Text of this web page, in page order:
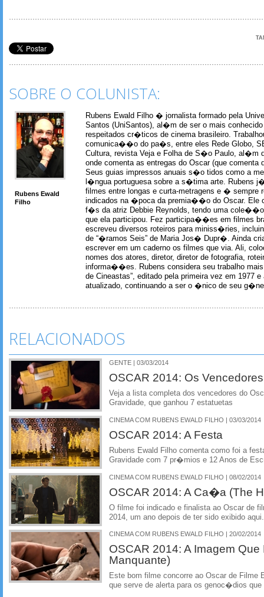
SOBRE O COLUNISTA:
Rubens Ewald
Filho
Rubens Ewald Filho � jornalista formado pela
Santos (UniSantos), al�m de ser o mais
respeitados cr�ticos de cinema brasileiro.
comunica��o do pa�s, entre eles Rede Globo,
Cultura, revista Veja e Folha de S�o Paulo, al�m
onde comenta as entregas do Oscar (que comenta
Seus guias impressos anuais s�o tidos como a
l�ngua portuguesa sobre a s�tima arte. Rubens
filmes entre longas e curta-metragens e � sempre
indicados na �poca da premia��o do Oscar. Ele
f�s da atriz Debbie Reynolds, tendo uma
que ela participou. Fez participa��es em filmes
escreveu diversos roteiros para miniss�ries,
de “�ramos Seis” de Maria Jos� Dupr�. Ainda
escrever em um caderno os filmes que via. Ali,
nomes dos atores, diretor, diretor de fotografia,
informa��es. Rubens considera seu trabalho
de Cineastas”, editado pela primeira vez em 1977 e
atualizado, continuando a ser o �nico de seu
RELACIONADOS
GENTE | 03/03/2014
OSCAR 2014: Os Vencedores
Veja a lista completa dos vencedores do
Gravidade, que ganhou 7 estatuetas
CINEMA COM RUBENS EWALD FILHO | 03/03/2014
OSCAR 2014: A Festa
Rubens Ewald Filho comenta como foi a
Gravidade com 7 pr�mios e 12 Anos de
CINEMA COM RUBENS EWALD FILHO | 08/02/2014
OSCAR 2014: A Ca�a (The
O filme foi indicado e finalista ao Oscar de
2014, um ano depois de ter sido exibido aqui.
CINEMA COM RUBENS EWALD FILHO | 20/02/2014
OSCAR 2014: A Imagem
Manquante)
Este bom filme concorre ao Oscar de Filme
que serve de alerta para os genoc�dios que